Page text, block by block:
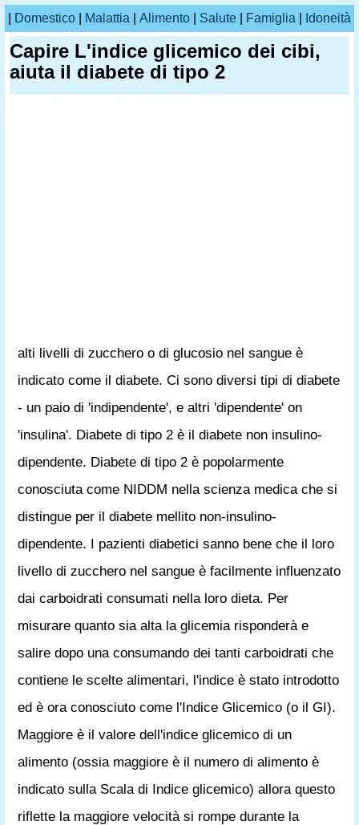
Domestico Malattia Alimento Salute Famiglia Idoneità
Capire L'indice glicemico dei cibi,
aiuta il diabete di tipo 2
alti livelli di zucchero o di glucosio nel sangue è
indicato come il diabete. Ci sono diversi tipi di diabete
- un paio di 'indipendente', e altri 'dipendente' on
'insulina'. Diabete di tipo 2 è il diabete non insulino-
dipendente. Diabete di tipo 2 è popolarmente
conosciuta come NIDDM nella scienza medica che si
distingue per il diabete mellito non-insulino-
dipendente. I pazienti diabetici sanno bene che il loro
livello di zucchero nel sangue è facilmente influenzato
dai carboidrati consumati nella loro dieta. Per
misurare quanto sia alta la glicemia risponderà e
salire dopo una consumando dei tanti carboidrati che
contiene le scelte alimentari, l'indice è stato introdotto
ed è ora conosciuto come l'Indice Glicemico (o il GI).
Maggiore è il valore dell'indice glicemico di un
alimento (ossia maggiore è il numero di alimento è
indicato sulla Scala di Indice glicemico) allora questo
riflette la maggiore velocità si rompe durante la